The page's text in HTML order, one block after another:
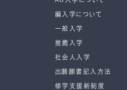
編入学について
一般入学
推薦入学
社会人入学
出願願書記入方法
修学支援新制度